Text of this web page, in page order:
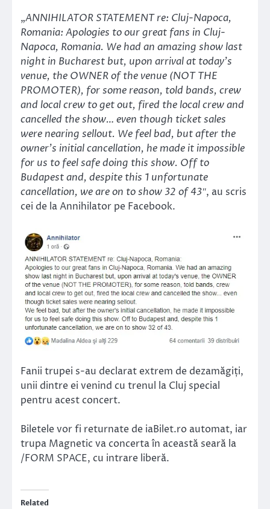
„ANNIHILATOR STATEMENT re: Cluj-Napoca,
Romania: Apologies to our great fans in Cluj-
Napoca, Romania. We had an amazing show last
night in Bucharest but, upon arrival at today’s
venue, the OWNER of the venue (NOT THE
PROMOTER), for some reason, told bands, crew
and local crew to get out, fired the local crew and
cancelled the show… even though ticket sales
were nearing sellout. We feel bad, but after the
owner’s initial cancellation, he made it impossible
for us to feel safe doing this show. Off to
Budapest and, despite this 1 unfortunate
cancellation, we are on to show 32 of 43″, au scris
cei de la Annihilator pe Facebook.
Fanii trupei s-au declarat extrem de dezamăgiți,
unii dintre ei venind cu trenul la Cluj special
pentru acest concert.
Biletele vor fi returnate de iaBilet.ro automat, iar
trupa Magnetic va concerta în această seară la
/FORM SPACE, cu intrare liberă.
Related